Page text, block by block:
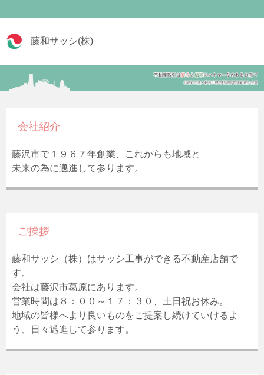
藤和サッシ(株)
会社紹介
藤沢市で１９６７年創業、これからも地域と
未来の為に邁進して参ります。
ご挨拶
藤和サッシ（株）はサッシ工事ができる不動産店舗で
す。
会社は藤沢市葛原にあります。
営業時間は８：００～１７：３０、土日祝お休み。
地域の皆様へより良いものをご提案し続けていけるよ
う、日々邁進して参ります。